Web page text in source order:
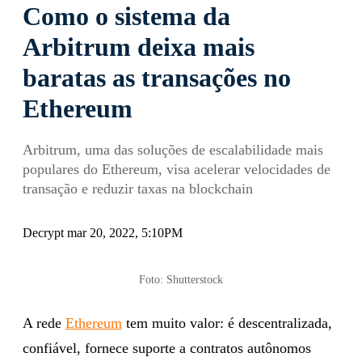
Como o sistema da
Arbitrum deixa mais
baratas as transações no
Ethereum
Arbitrum, uma das soluções de escalabilidade mais
populares do Ethereum, visa acelerar velocidades de
transação e reduzir taxas na blockchain
Decrypt mar 20, 2022, 5:10PM
Foto: Shutterstock
A rede Ethereum tem muito valor: é descentralizada,
confiável, fornece suporte a contratos autônomos